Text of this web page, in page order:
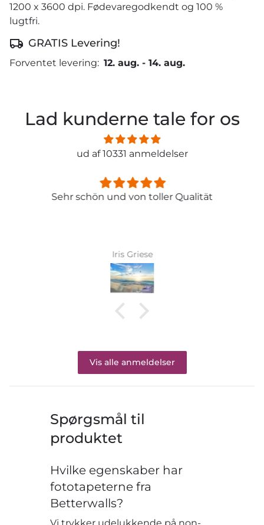
1200 x 3600 dpi. Fødevaregodkendt og 100 %
lugtfri.
GRATIS Levering!
Forventet levering: 12. aug. - 14. aug.
Lad kunderne tale for os
ud af 10331 anmeldelser
Sehr schön und von toller Qualität
Iris Griese
Vis alle anmeldelser
Spørgsmål til
produktet
Hvilke egenskaber har
fototapeterne fra
Betterwalls?